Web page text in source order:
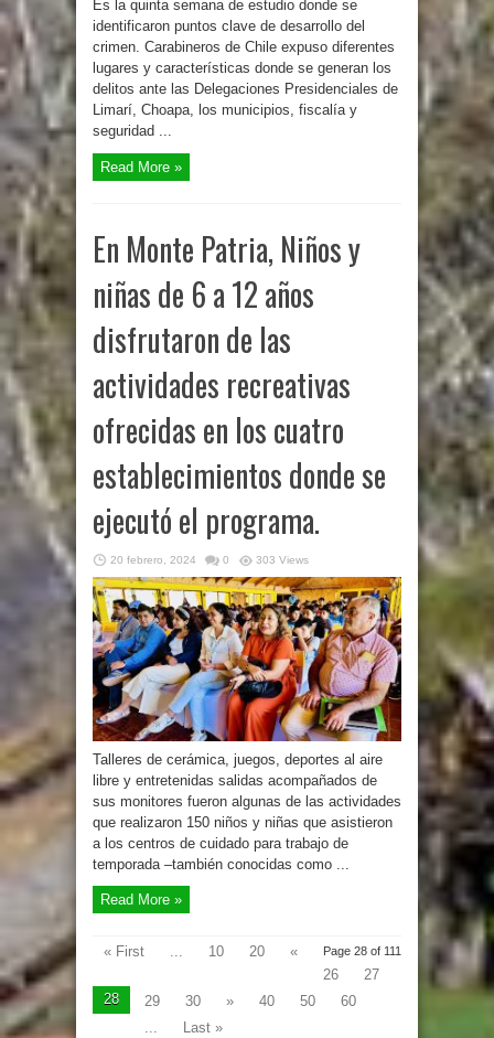
Es la quinta semana de estudio donde se
identificaron puntos clave de desarrollo del
crimen. Carabineros de Chile expuso diferentes
lugares y características donde se generan los
delitos ante las Delegaciones Presidenciales de
Limarí, Choapa, los municipios, fiscalía y
seguridad ...
Read More »
En Monte Patria, Niños y
niñas de 6 a 12 años
disfrutaron de las
actividades recreativas
ofrecidas en los cuatro
establecimientos donde se
ejecutó el programa.
20 febrero, 2024 0 303 Views
Talleres de cerámica, juegos, deportes al aire
libre y entretenidas salidas acompañados de
sus monitores fueron algunas de las actividades
que realizaron 150 niños y niñas que asistieron
a los centros de cuidado para trabajo de
temporada –también conocidas como ...
Read More »
Page 28 of 111
« First ... 10 20
«
26
27
28
29 30 » 40 50
60
...
Last »